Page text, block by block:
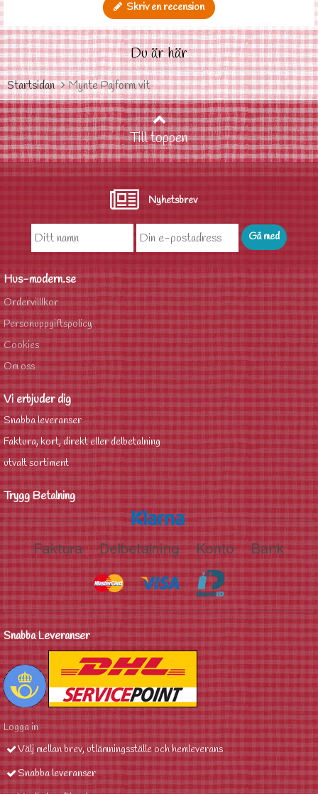
Skriv en recension
Du är här
Startsidan Mynte Pajform vit
Till toppen
Nyhetsbrev
Hus-modern.se
Ordervilllkor
Personuppgiftspolicy
Cookies
Om oss
Vi erbjuder dig
Snabba leveranser
Faktura, kort, direkt eller delbetalning
utvalt sortiment
Trygg Betalning
Snabba Leveranser
Logga in
Välj mellan brev, utlämningsställe och hemleverans
Snabba leveranser